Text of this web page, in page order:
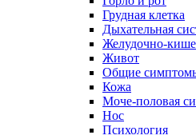
Грудная клетка
Дыхательная
Желудочно-
Живот
Общие
Кожа
Моче-половая
Нос
Психология